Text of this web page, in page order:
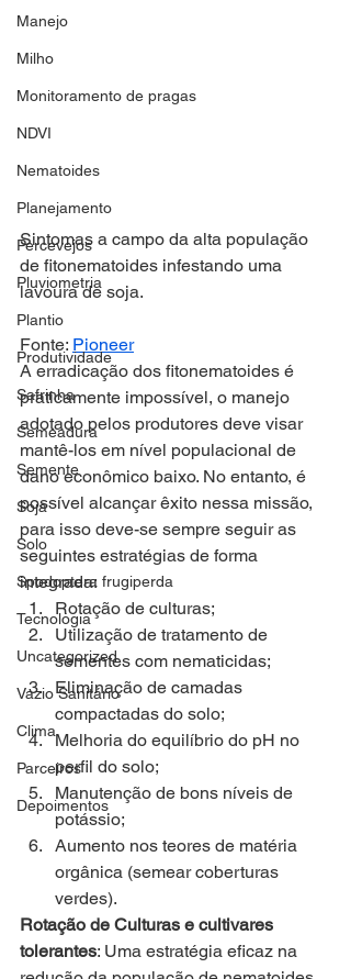
Manejo
Milho
Monitoramento de pragas
NDVI
Nematoides
Planejamento
Percevejos
Pluviometria
Plantio
Produtividade
Safrinha
Semeadura
Semente
Soja
Solo
Spodoptera frugiperda
Tecnologia
Uncategorized
Vazio Sanitário
Clima
Parceiros
Depoimentos
Sintomas a campo da alta população
de fitonematoides infestando uma
lavoura de soja.
Fonte: Pioneer
A erradicação dos fitonematoides é
praticamente impossível, o manejo
adotado pelos produtores deve visar
mantê-los em nível populacional de
dano econômico baixo. No entanto, é
possível alcançar êxito nessa missão,
para isso deve-se sempre seguir as
seguintes estratégias de forma
integrada:
Rotação de culturas;
Utilização de tratamento de
sementes com nematicidas;
Eliminação de camadas
compactadas do solo;
Melhoria do equilíbrio do pH no
perfil do solo;
Manutenção de bons níveis de
potássio;
Aumento nos teores de matéria
orgânica (semear coberturas
verdes).
Rotação de Culturas e cultivares
tolerantes: Uma estratégia eficaz na